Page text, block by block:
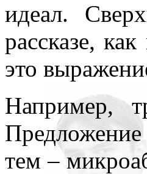
идеал.
рассказе,
это
Например,
тем –